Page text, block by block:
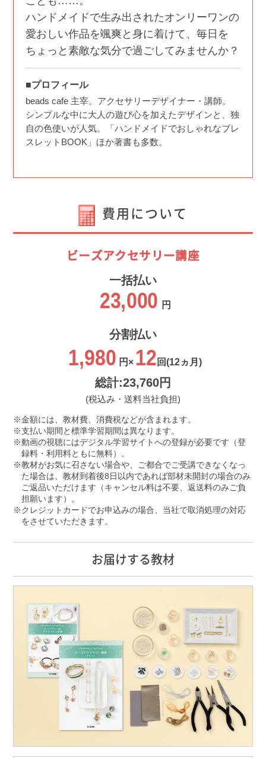
ハンドメイドで生み出されたオンリーワンの
愛おしい作品を颯爽と身に着けて、毎日を
ちょっと素敵な気分で過ごしてみませんか？
■プロフィール
beads cafe 主宰。アクセサリーデザイナー・講師。
シンプルな中に大人の遊び心を加えたデザインと、独
自の色使いが人気。「ハンドメイドでおしゃれなブレ
スレットBOOK」ほか著書も多数。
費用について
ビーズアクセサリー講座
一括払い
23,000 円
分割払い
1,980 円× 12 回(12ヵ月)
総計:23,760円
(税込み・送料当社負担)
金額には、教材費、消費税などが含まれます。
支払い期間と標準学習期間は異なります。
動画の視聴にはデジタル学習サイトへの登録が必要です（登
録料・利用料ともに無料）。
教材がお気に召さない場合や、ご都合でご受講できなくなっ
た場合は、教材到着後8日以内であれば部材未開封の場合のみ
ご返品いただけます（キャンセル料は不要、返送料のみご負
担願います）。
クレジットカードでお申込みの場合、当社で取消処理の対応
をさせていただきます。
お届けする教材